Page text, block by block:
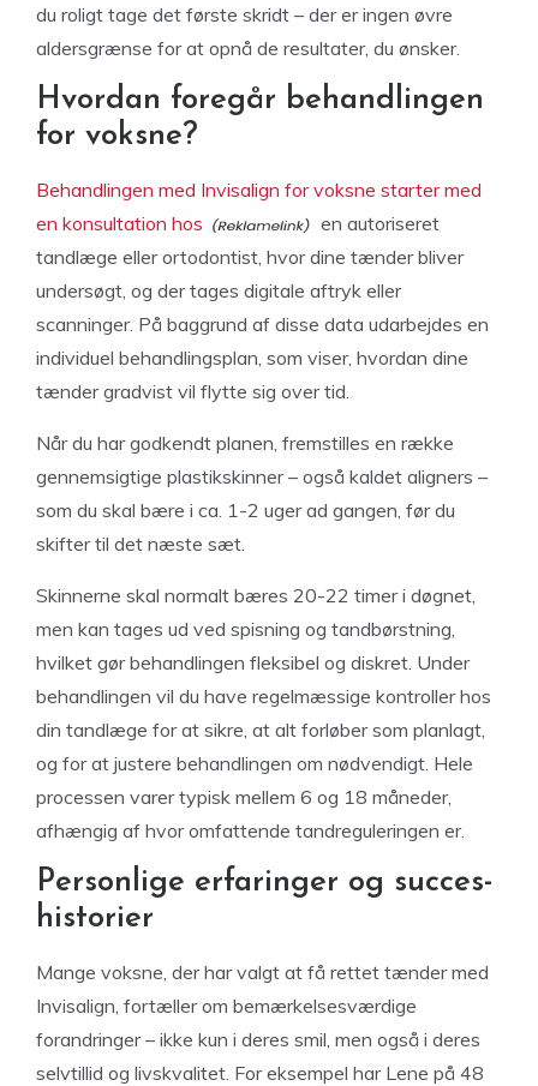
du roligt tage det første skridt – der er ingen øvre
aldersgrænse for at opnå de resultater, du ønsker.
Hvordan foregår behandlingen
for voksne?
Behandlingen med Invisalign for voksne starter med
en konsultation hos
en autoriseret
tandlæge eller ortodontist, hvor dine tænder bliver
undersøgt, og der tages digitale aftryk eller
scanninger. På baggrund af disse data udarbejdes en
individuel behandlingsplan, som viser, hvordan dine
tænder gradvist vil flytte sig over tid.
Når du har godkendt planen, fremstilles en række
gennemsigtige plastikskinner – også kaldet aligners –
som du skal bære i ca. 1-2 uger ad gangen, før du
skifter til det næste sæt.
Skinnerne skal normalt bæres 20-22 timer i døgnet,
men kan tages ud ved spisning og tandbørstning,
hvilket gør behandlingen fleksibel og diskret. Under
behandlingen vil du have regelmæssige kontroller hos
din tandlæge for at sikre, at alt forløber som planlagt,
og for at justere behandlingen om nødvendigt. Hele
processen varer typisk mellem 6 og 18 måneder,
afhængig af hvor omfattende tandreguleringen er.
Personlige erfaringer og succes-
historier
Mange voksne, der har valgt at få rettet tænder med
Invisalign, fortæller om bemærkelsesværdige
forandringer – ikke kun i deres smil, men også i deres
selvtillid og livskvalitet. For eksempel har Lene på 48